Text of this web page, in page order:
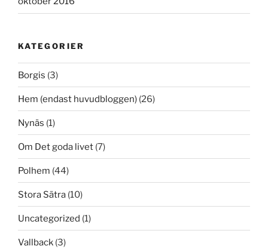
KATEGORIER
Borgis (3)
Hem (endast huvudbloggen) (26)
Nynäs (1)
Om Det goda livet (7)
Polhem (44)
Stora Sätra (10)
Uncategorized (1)
Vallback (3)